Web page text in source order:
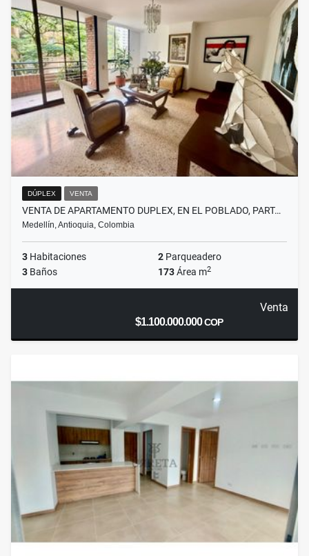
DÚPLEX VENTA
VENTA DE APARTAMENTO DUPLEX, EN EL POBLADO, PART…
Medellín, Antioquia, Colombia
3 Habitaciones 2 Parqueadero
3 Baños 173Área m2
Venta
$1.100.000.000COP